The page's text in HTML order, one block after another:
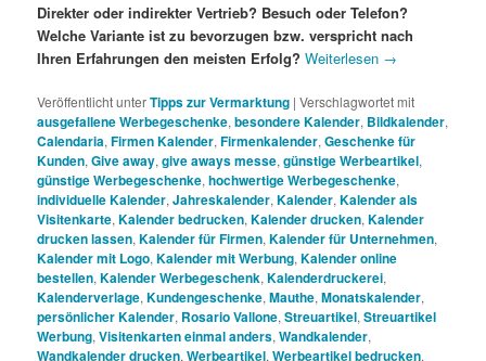
Direkter oder indirekter Vertrieb? Besuch oder Telefon?
Welche Variante ist zu bevorzugen bzw. verspricht nach
Ihren Erfahrungen den meisten Erfolg? Weiterlesen →
Veröffentlicht unterTipps zur Vermarktung |Verschlagwortet mit
ausgefallene Werbegeschenke,besondere Kalender, Bildkalender,
Calendaria,Firmen Kalender,Firmenkalender,Geschenke für
Kunden,Give away,give aways messe,günstige Werbeartikel,
günstige Werbegeschenke,hochwertige Werbegeschenke,
individuelle Kalender,Jahreskalender,Kalender,Kalender als
Visitenkarte,Kalender bedrucken,Kalender drucken,Kalender
drucken lassen,Kalender für Firmen,Kalender für Unternehmen,
Kalender mit Logo,Kalender mit Werbung,Kalender online
bestellen,Kalender Werbegeschenk,Kalenderdruckerei,
Kalenderverlage,Kundengeschenke,Mauthe,Monatskalender,
persönlicher Kalender, Rosario Vallone,Streuartikel,Streuartikel
Werbung,Visitenkarten einmal anders,Wandkalender,
Wandkalender drucken,Werbeartikel,Werbeartikel bedrucken,